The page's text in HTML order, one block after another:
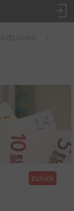
zurück